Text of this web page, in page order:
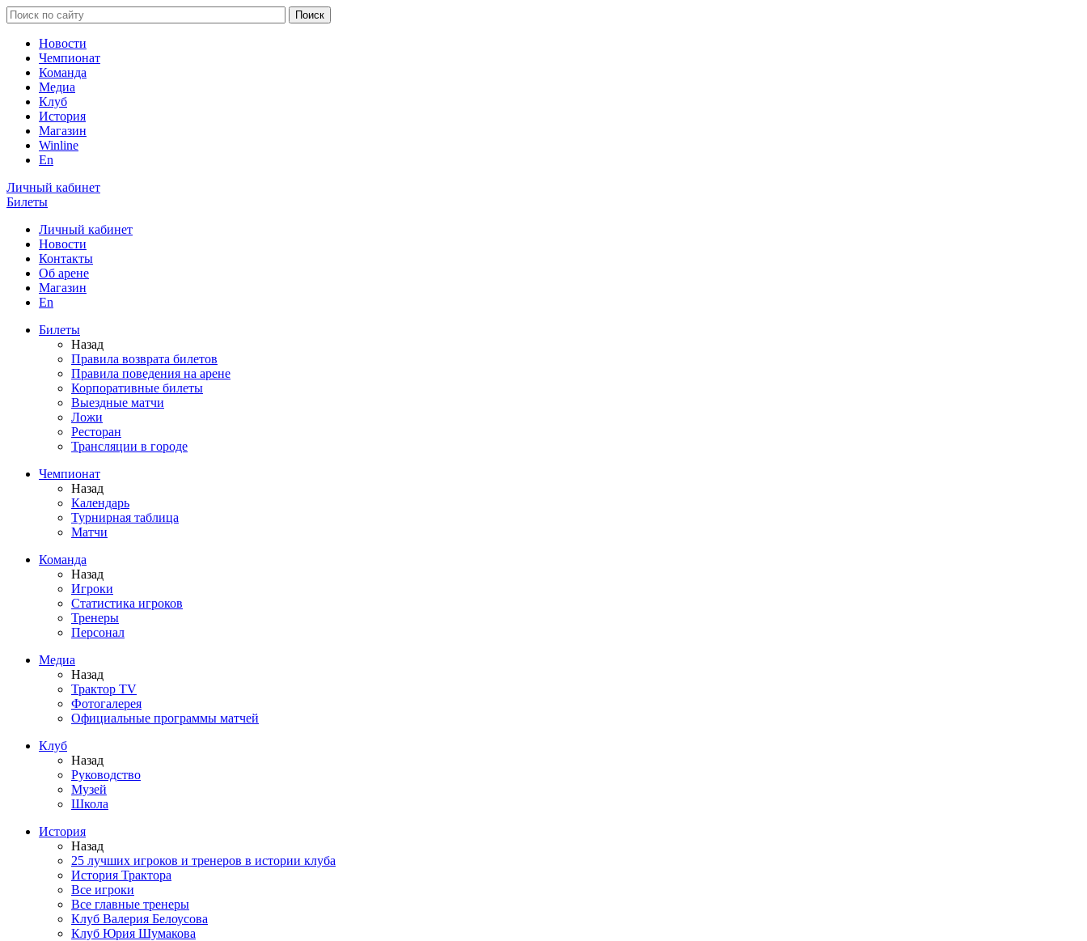
Новости
Чемпионат
Команда
Медиа
Клуб
История
Магазин
Winline
En
Личный кабинет
Билеты
Личный кабинет
Новости
Контакты
Об арене
Магазин
En
Билеты
Назад
Правила возврата билетов
Правила поведения на арене
Корпоративные билеты
Выездные матчи
Ложи
Ресторан
Трансляции в городе
Чемпионат
Назад
Календарь
Турнирная таблица
Матчи
Команда
Назад
Игроки
Статистика игроков
Тренеры
Персонал
Медиа
Назад
Трактор TV
Фотогалерея
Официальные программы матчей
Клуб
Назад
Руководство
Музей
Школа
История
Назад
25 лучших игроков и тренеров в истории клуба
История Трактора
Все игроки
Все главные тренеры
Клуб Валерия Белоусова
Клуб Юрия Шумакова